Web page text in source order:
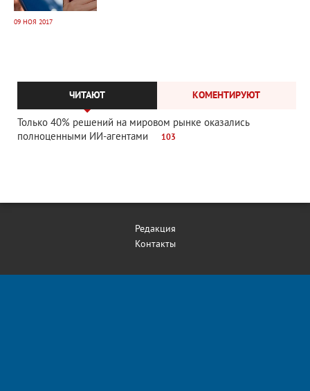
09 НОЯ 2017
ЧИТАЮТ КОМЕНТИРУЮТ
Только 40% решений на мировом рынке оказались
полноценными ИИ-агентами
103
Редакция
Контакты